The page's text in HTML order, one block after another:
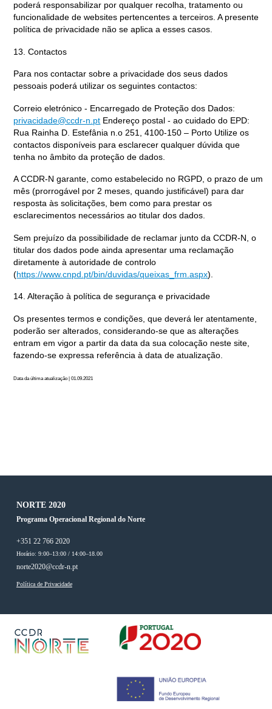
poderá responsabilizar por qualquer recolha, tratamento ou
funcionalidade de websites pertencentes a terceiros. A presente
política de privacidade não se aplica a esses casos.
13. Contactos
Para nos contactar sobre a privacidade dos seus dados
pessoais poderá utilizar os seguintes contactos:
Correio eletrónico - Encarregado de Proteção dos Dados:
privacidade@ccdr-n.pt Endereço postal - ao cuidado do EPD:
Rua Rainha D. Estefânia n.o 251, 4100-150 – Porto Utilize os
contactos disponíveis para esclarecer qualquer dúvida que
tenha no âmbito da proteção de dados.
A CCDR-N garante, como estabelecido no RGPD, o prazo de um
mês (prorrogável por 2 meses, quando justificável) para dar
resposta às solicitações, bem como para prestar os
esclarecimentos necessários ao titular dos dados.
Sem prejuízo da possibilidade de reclamar junto da CCDR-N, o
titular dos dados pode ainda apresentar uma reclamação
diretamente à autoridade de controlo
(https://www.cnpd.pt/bin/duvidas/queixas_frm.aspx).
14. Alteração à política de segurança e privacidade
Os presentes termos e condições, que deverá ler atentamente,
poderão ser alterados, considerando-se que as alterações
entram em vigor a partir da data da sua colocação neste site,
fazendo-se expressa referência à data de atualização.
Data da última atualização | 01.09.2021
NORTE 2020
Programa Operacional Regional do Norte
+351 22 766 2020
Horário: 9:00–13:00 / 14:00–18.00
norte2020@ccdr-n.pt
Política de Privacidade